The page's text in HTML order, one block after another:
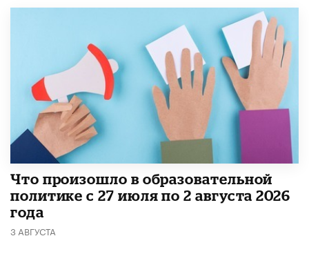
​Что произошло в образовательной
политике с 27 июля по 2 августа 2026
года
3 АВГУСТА